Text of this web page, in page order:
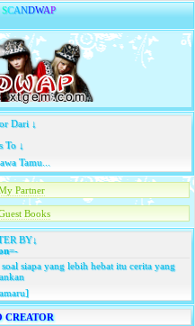
SCANDWAP
Dari ↓
To ↓
Tamu...
Partner
Books
BY↓
=-
siapa yang lebih hebat itu cerita yang
CREATOR